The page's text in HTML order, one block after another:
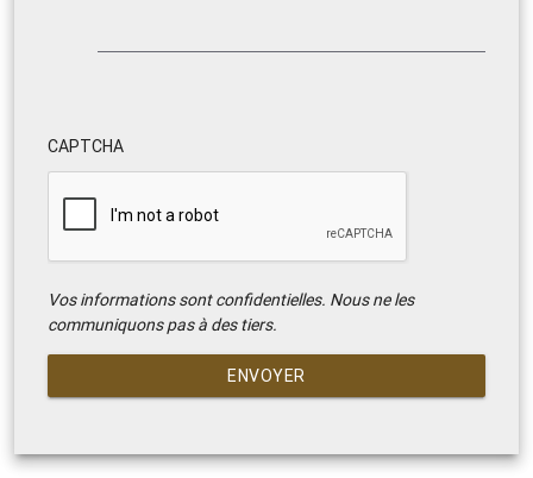
CAPTCHA
Vos informations sont confidentielles. Nous ne les
communiquons pas à des tiers.
ENVOYER